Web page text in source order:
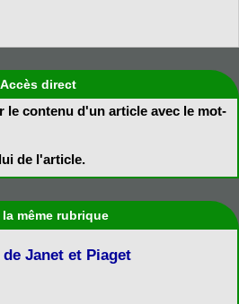
Accès direct
le contenu d'un article avec le mot-
de l'article.
la même rubrique
Janet et Piaget